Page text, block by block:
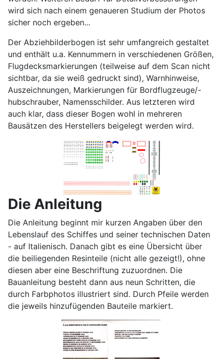
wird sich nach einem genaueren Studium der Photos
sicher noch ergeben...
Der Abziehbilderbogen ist sehr umfangreich gestaltet
und enthält u.a. Kennummern in verschiedenen Größen,
Flugdecksmarkierungen (teilweise auf dem Scan nicht
sichtbar, da sie weiß gedruckt sind), Warnhinweise,
Auszeichnungen, Markierungen für Bordflugzeuge/-
hubschrauber, Namensschilder. Aus letzteren wird
auch klar, dass dieser Bogen wohl in mehreren
Bausätzen des Herstellers beigelegt werden wird.
Die Anleitung
Die Anleitung beginnt mir kurzen Angaben über den
Lebenslauf des Schiffes und seiner technischen Daten
- auf Italienisch. Danach gibt es eine Übersicht über
die beiliegenden Resinteile (nicht alle gezeigt!), ohne
diesen aber eine Beschriftung zuzuordnen. Die
Bauanleitung besteht dann aus neun Schritten, die
durch Farbphotos illustriert sind. Durch Pfeile werden
die jeweils hinzufügenden Bauteile markiert.